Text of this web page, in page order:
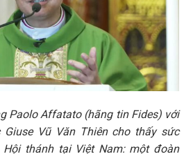
Paolo Affatato (hãng tin Fides) với
Vũ Văn Thiên cho thấy sức
thánh tại Việt Nam: một đoàn